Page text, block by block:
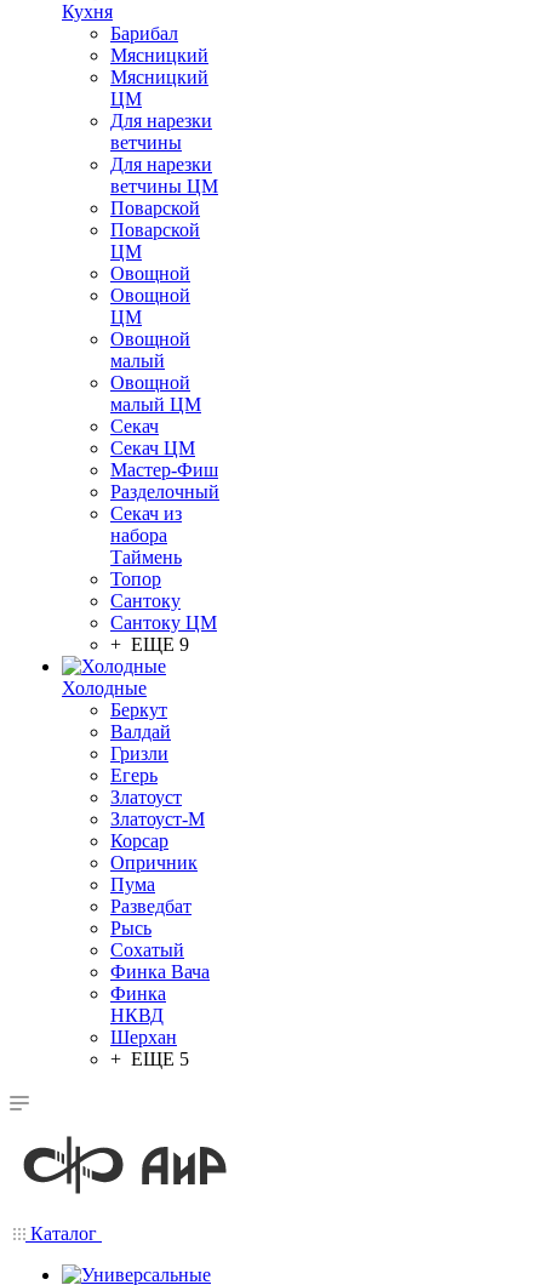
Кухня
Барибал
Мясницкий
Мясницкий
ЦМ
Для нарезки
ветчины
Для нарезки
ветчины ЦМ
Поварской
Поварской
ЦМ
Овощной
Овощной
ЦМ
Овощной
малый
Овощной
малый ЦМ
Секач
Секач ЦМ
Мастер-Фиш
Разделочный
Секач из
набора
Таймень
Топор
Сантоку
Сантоку ЦМ
+ ЕЩЕ 9
Холодные
Беркут
Валдай
Гризли
Егерь
Златоуст
Златоуст-М
Корсар
Опричник
Пума
Разведбат
Рысь
Сохатый
Финка Вача
Финка
НКВД
Шерхан
+ ЕЩЕ 5
Каталог